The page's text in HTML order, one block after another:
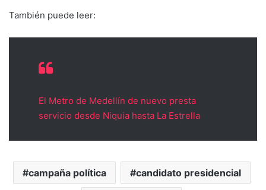
También puede leer:
El Metro de Medellín de nuevo presta
servicio desde Niquia hasta La Estrella
campaña política candidato presidencial